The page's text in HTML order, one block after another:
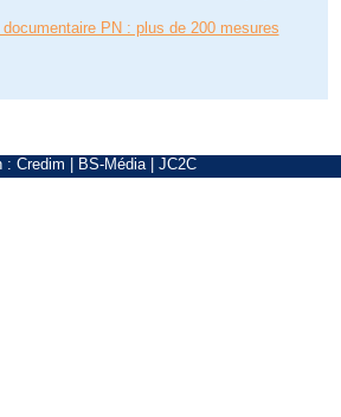
PN : plus de 200 mesures
: Credim BS-Média| JC2C